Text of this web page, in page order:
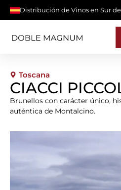
Distribución de Vinos en Sur
Toscana
CIACCI
Brunellos con carácter único,
auténtica de Montalcino.